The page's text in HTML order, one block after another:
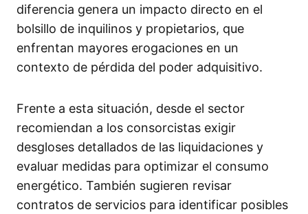
diferencia genera un impacto directo en el
bolsillo de inquilinos y propietarios, que
enfrentan mayores erogaciones en un
contexto de pérdida del poder adquisitivo.
Frente a esta situación, desde el sector
recomiendan a los consorcistas exigir
desgloses detallados de las liquidaciones y
evaluar medidas para optimizar el consumo
energético. También sugieren revisar
contratos de servicios para identificar posibles